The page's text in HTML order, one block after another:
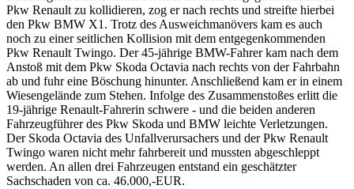
Pkw Renault zu kollidieren, zog er nach rechts und streifte hierbei
den Pkw BMW X1. Trotz des Ausweichmanövers kam es auch
noch zu einer seitlichen Kollision mit dem entgegenkommenden
Pkw Renault Twingo. Der 45-jährige BMW-Fahrer kam nach dem
Anstoß mit dem Pkw Skoda Octavia nach rechts von der Fahrbahn
ab und fuhr eine Böschung hinunter. Anschließend kam er in einem
Wiesengelände zum Stehen. Infolge des Zusammenstoßes erlitt die
19-jährige Renault-Fahrerin schwere - und die beiden anderen
Fahrzeugführer des Pkw Skoda und BMW leichte Verletzungen.
Der Skoda Octavia des Unfallverursachers und der Pkw Renault
Twingo waren nicht mehr fahrbereit und mussten abgeschleppt
werden. An allen drei Fahrzeugen entstand ein geschätzter
Sachschaden von ca. 46.000,-EUR.